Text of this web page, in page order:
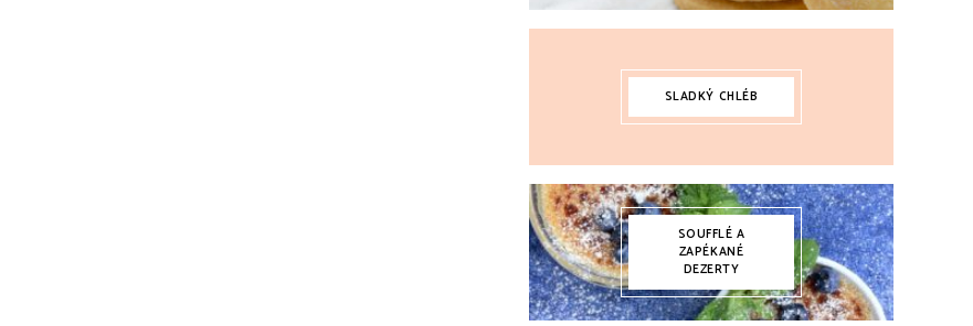
SLADKÝ CHLÉB
SOUFFLÉ A
ZAPÉKANÉ
DEZERTY